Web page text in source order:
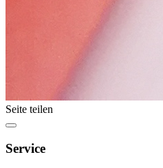
Seite teilen
Service